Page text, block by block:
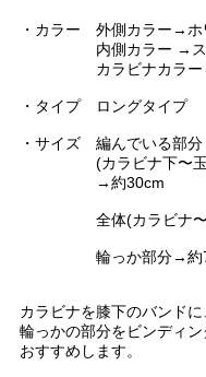
・カラー 外側カラー→ホ
内側カラー →スカ
カラビナカラー→
・タイプ ロングタイプ
・サイズ 編んでいる部分
(カラビナ下〜玉留
→約30cm
全体(カラビナ〜先
輪っか部分→約
カラビナを膝下のバンドに
輪っかの部分をビンディ
おすすめします。